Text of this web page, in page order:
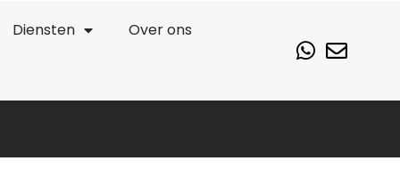
Diensten Over ons